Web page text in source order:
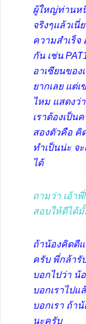
ผู้ใหญ่ท่านห
จริงๆแล้วเนี่
ความสำเร็จ
กัน เช่น
อาเซียนของ
ยากเลย แต่
ไหม แสดงว่
เราต้องเป็
สองตัวคือ คิ
ทำเป็นน่ะ จ
ได้
ถามว่า เอ้า
สอบให้ดีได้มั๊
ถ้าน้องคิดดีแ
ครับ พี่กล้ารั
บอกไปว่า น้
บอกเราไปแ
บอกเรา ถ้า
นะครับ